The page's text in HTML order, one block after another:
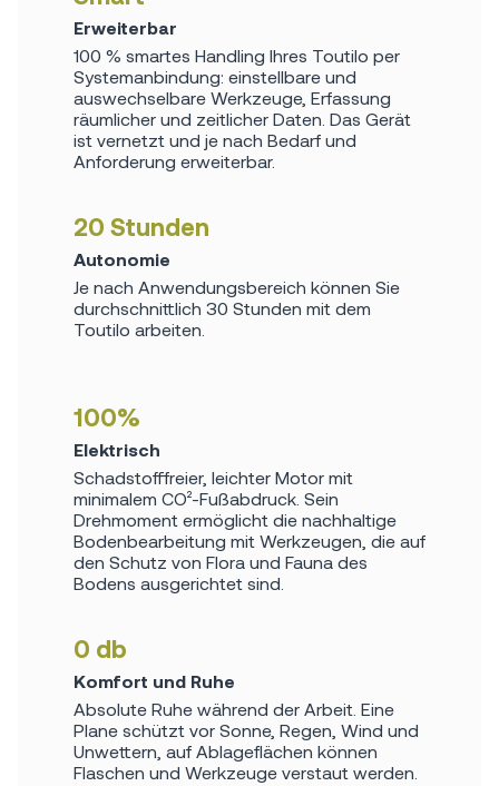
Erweiterbar
100 % smartes Handling Ihres Toutilo per
Systemanbindung: einstellbare und
auswechselbare Werkzeuge, Erfassung
räumlicher und zeitlicher Daten. Das Gerät
ist vernetzt und je nach Bedarf und
Anforderung erweiterbar.
20 Stunden
Autonomie
Je nach Anwendungsbereich können Sie
durchschnittlich 30 Stunden mit dem
Toutilo arbeiten.
100%
Elektrisch
Schadstofffreier, leichter Motor mit
minimalem CO²-Fußabdruck. Sein
Drehmoment ermöglicht die nachhaltige
Bodenbearbeitung mit Werkzeugen, die auf
den Schutz von Flora und Fauna des
Bodens ausgerichtet sind.
0 db
Komfort und Ruhe
Absolute Ruhe während der Arbeit. Eine
Plane schützt vor Sonne, Regen, Wind und
Unwettern, auf Ablageflächen können
Flaschen und Werkzeuge verstaut werden.